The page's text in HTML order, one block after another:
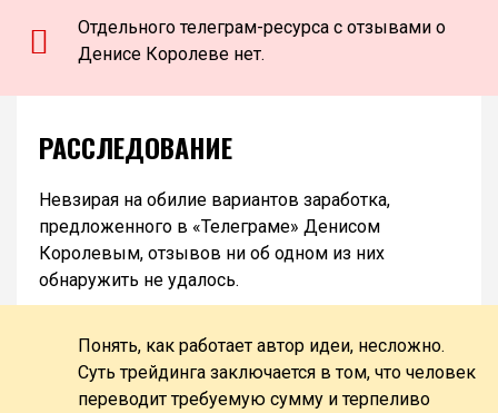
Отдельного телеграм-ресурса с отзывами о
Денисе Королеве нет.
РАССЛЕДОВАНИЕ
Невзирая на обилие вариантов заработка,
предложенного в «Телеграме» Денисом
Королевым, отзывов ни об одном из них
обнаружить не удалось.
Понять, как работает автор идеи, несложно.
Суть трейдинга заключается в том, что человек
переводит требуемую сумму и терпеливо